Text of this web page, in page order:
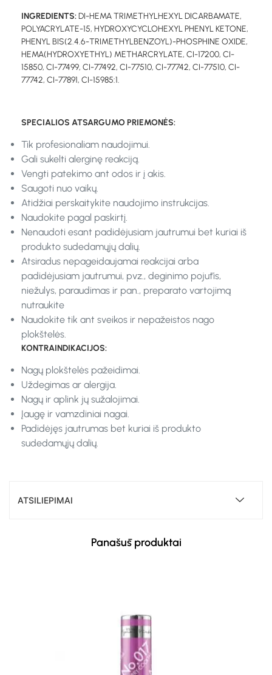
INGREDIENTS:DI-HEMA TRIMETHYLHEXYL DICARBAMATE,
POLYACRYLATE-15, HYDROXYCYCLOHEXYL PHENYL KETONE,
PHENYL BIS(2.4.6-TRIMETHYLBENZOYL)-PHOSPHINE OXIDE,
HEMA(HYDROXYETHYL) METHARCRYLATE, CI-17200, CI-
15850, CI-77499, CI-77492, CI-77510, CI-77742, CI-77510, CI-
77742, CI-77891, CI-15985:1.
SPECIALIOS ATSARGUMO PRIEMONĖS:
Tik profesionaliam naudojimui.
Gali sukelti alerginę reakciją.
Vengti patekimo ant odos ir į akis.
Saugoti nuo vaikų.
Atidžiai perskaitykite naudojimo instrukcijas.
Naudokite pagal paskirtį.
Nenaudoti esant padidėjusiam jautrumui bet kuriai iš
produkto sudedamųjų dalių.
Atsiradus nepageidaujamai reakcijai arba
padidėjusiam jautrumui, pvz., deginimo pojūtis,
niežulys, paraudimas ir pan., preparato vartojimą
nutraukite
Naudokite tik ant sveikos ir nepažeistos nago
plokštelės.
KONTRAINDIKACIJOS:
Nagų plokštelės pažeidimai.
Uždegimas ar alergija.
Nagų ir aplink jų sužalojimai.
Įaugę ir vamzdiniai nagai.
Padidėjęs jautrumas bet kuriai iš produkto
sudedamųjų dalių.
ATSILIEPIMAI
Panašūs produktai